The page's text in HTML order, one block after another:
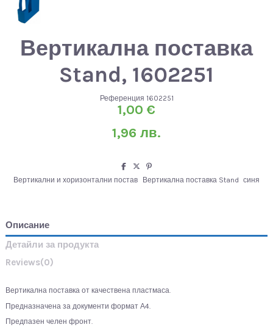
Вертикална поставка
Stand, 1602251
Референция 1602251
1,00 €
1,96 лв.
Вертикални и хоризонтални постав Вертикална поставка Stand синя
Описание
Детайли за продукта
Reviews(0)
Вертикална поставка от качествена пластмаса.
Предназначена за документи формат А4.
Предпазен челен фронт.